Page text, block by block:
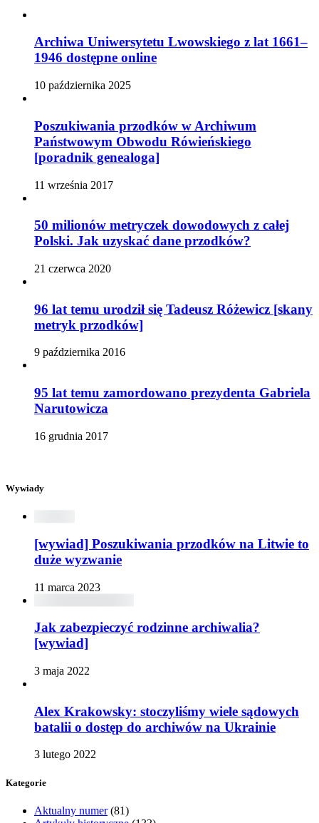
Archiwa Uniwersytetu Lwowskiego z lat 1661–
1946 dostępne online
10 października 2025
Poszukiwania przodków w Archiwum
Państwowym Obwodu Rówieńskiego
[poradnik genealoga]
11 września 2017
50 milionów metryczek dowodowych z całej
Polski. Jak uzyskać dane przodków?
21 czerwca 2020
96 lat temu urodził się Tadeusz Różewicz [skany
metryk przodków]
9 października 2016
95 lat temu zamordowano prezydenta Gabriela
Narutowicza
16 grudnia 2017
Wywiady
[wywiad] Poszukiwania przodków na Litwie to
duże wyzwanie
11 marca 2023
Jak zabezpieczyć rodzinne archiwalia?
[wywiad]
3 maja 2022
Alex Krakowsky: stoczyliśmy wiele sądowych
batalii o dostęp do archiwów na Ukrainie
3 lutego 2022
Kategorie
Aktualny numer(81)